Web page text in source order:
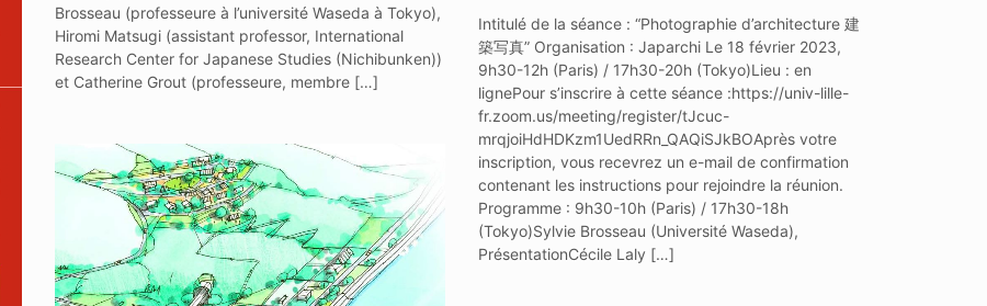
Brosseau (professeure à l’université Waseda à Tokyo),
Hiromi Matsugi (assistant professor, International
Research Center for Japanese Studies (Nichibunken))
et Catherine Grout (professeure, membre […]
Intitulé de la séance : “Photographie d’architecture 建
築写真” Organisation : Japarchi Le 18 février 2023,
9h30-12h (Paris) / 17h30-20h (Tokyo)Lieu : en
lignePour s’inscrire à cette séance :https://univ-lille-
fr.zoom.us/meeting/register/tJcuc-
mrqjoiHdHDKzm1UedRRn_QAQiSJkBOAprès votre
inscription, vous recevrez un e-mail de confirmation
contenant les instructions pour rejoindre la réunion.
Programme : 9h30-10h (Paris) / 17h30-18h
(Tokyo)Sylvie Brosseau (Université Waseda),
PrésentationCécile Laly […]